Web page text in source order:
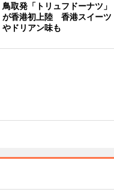
鳥取発「トリュフドーナツ」
が香港初上陸 香港スイーツ
やドリアン味も